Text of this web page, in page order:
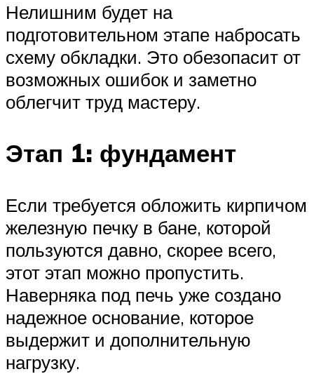
Нелишним будет на
подготовительном этапе набросать
схему обкладки. Это обезопасит от
возможных ошибок и заметно
облегчит труд мастеру.
Этап 1: фундамент
Если требуется обложить кирпичом
железную печку в бане, которой
пользуются давно, скорее всего,
этот этап можно пропустить.
Наверняка под печь уже создано
надежное основание, которое
выдержит и дополнительную
нагрузку.